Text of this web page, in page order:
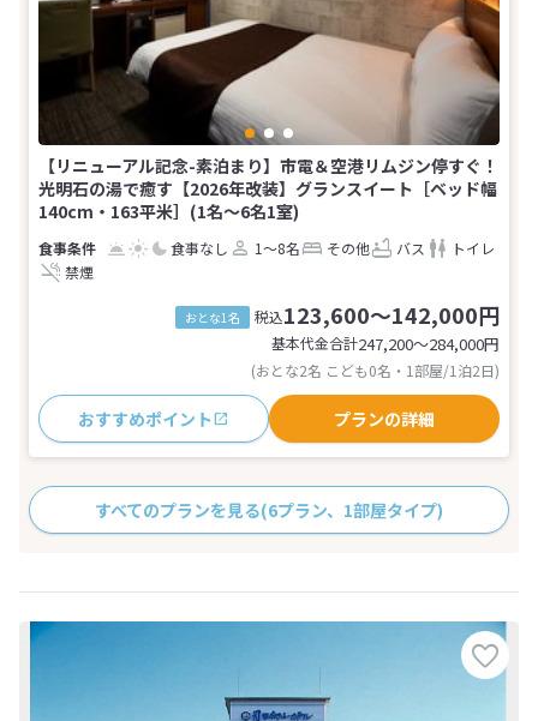
【リニューアル記念-素泊まり】市電＆空港リムジン停すぐ！
光明石の湯で癒す【2026年改装】グランスイート［ベッド幅
140cm・163平米］(1名～6名1室)
食事なし 1～8名 その他 バス
トイレ
禁煙
おとな1名 税込123,600～142,000円
基本代金合計247,200〜284,000円
(おとな2名 こども0名・1部屋/1泊2日)
おすすめポイント プランの詳細
すべてのプランを見る(6プラン、1部屋タイプ)